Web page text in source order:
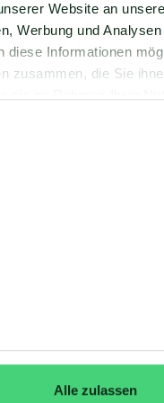
Website an
Werbung und
diese Informationen
zusammen, die Sie
Alle zulassen
Integration von
Mateo funktioniert.
die
Konto hinzufügen
Die Handlung, die
mit